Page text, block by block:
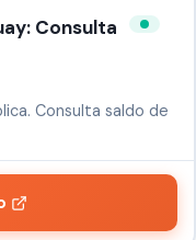
Consulta
Consulta saldo de